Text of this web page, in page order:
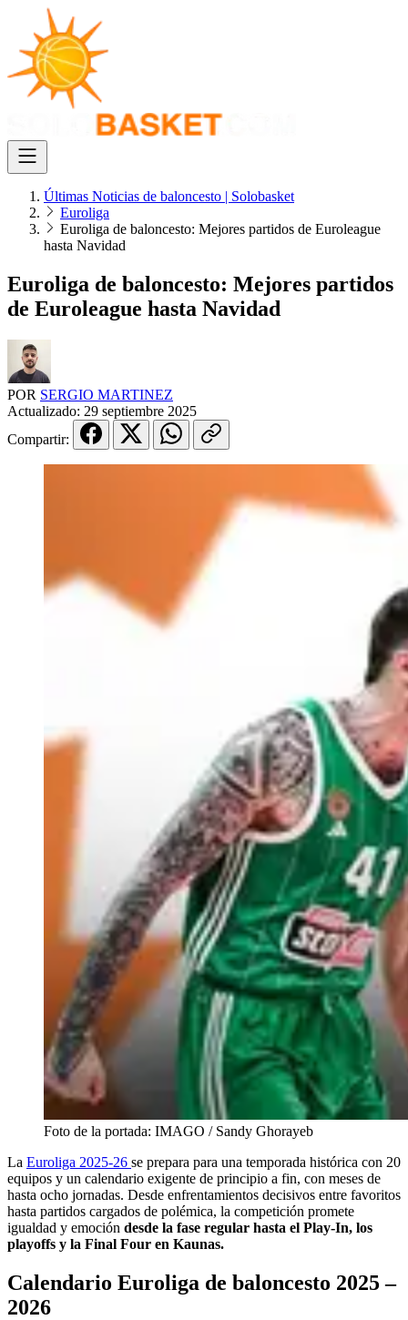
Últimas Noticias de baloncesto | Solobasket
Euroliga
Euroliga de baloncesto: Mejores partidos de Euroleague
hasta Navidad
Euroliga de baloncesto: Mejores partidos
de Euroleague hasta Navidad
POR SERGIO MARTINEZ
Actualizado: 29 septiembre 2025
Compartir:
Foto de la portada: IMAGO / Sandy Ghorayeb
La Euroliga 2025-26 se prepara para una temporada histórica con 20
equipos y un calendario exigente de principio a fin, con meses de
hasta ocho jornadas. Desde enfrentamientos decisivos entre favoritos
hasta partidos cargados de polémica, la competición promete
igualdad y emoción desde la fase regular hasta el Play-In, los
playoffs y la Final Four en Kaunas.
Calendario Euroliga de baloncesto 2025 –
2026